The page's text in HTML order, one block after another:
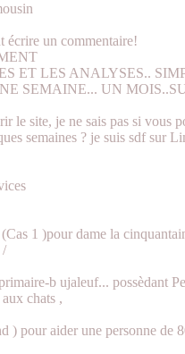
écrire un commentaire!
ET LES ANALYSES..
SEMAINE... UN
le site, je ne sais pas si vous
semaines ? je suis sdf sur
1 )pour dame la
/
b ujaleuf... possèdant
chats ,
) pour aider une personne de